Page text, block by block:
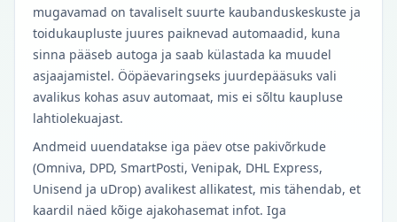
mugavamad on tavaliselt suurte kaubanduskeskuste ja
toidukaupluste juures paiknevad automaadid, kuna
sinna pääseb autoga ja saab külastada ka muudel
asjaajamistel. Ööpäevaringseks juurdepääsuks vali
avalikus kohas asuv automaat, mis ei sõltu kaupluse
lahtiolekuajast.
Andmeid uuendatakse iga päev otse pakivõrkude
(Omniva, DPD, SmartPosti, Venipak, DHL Express,
Unisend ja uDrop) avalikest allikatest, mis tähendab, et
kaardil näed kõige ajakohasemat infot. Iga